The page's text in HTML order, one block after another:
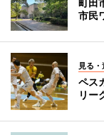
市民
見る
ペス
リー